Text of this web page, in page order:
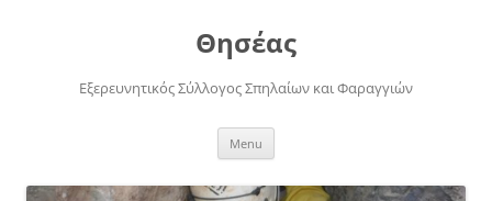
Θησέας
Εξερευνητικός Σύλλογος Σπηλαίων και Φαραγγιών
Menu